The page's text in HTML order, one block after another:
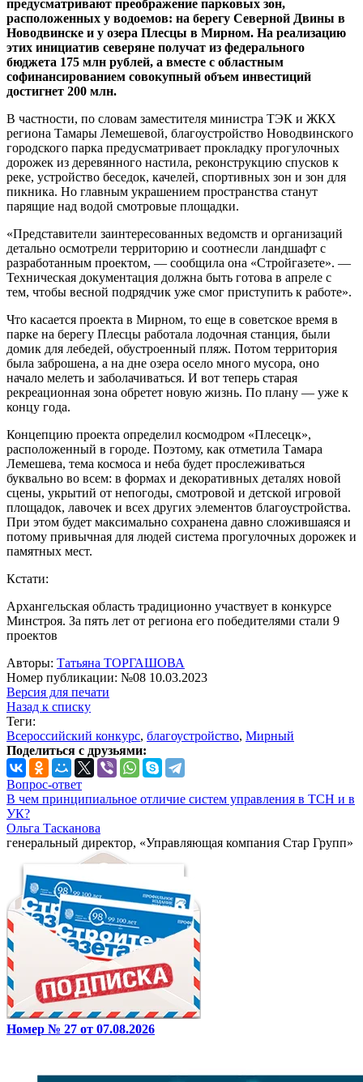
предусматривают преображение парковых зон,
расположенных у водоемов: на берегу Северной Двины в
Новодвинске и у озера Плесцы в Мирном. На реализацию
этих инициатив северяне получат из федерального
бюджета 175 млн рублей, а вместе с областным
софинансированием совокупный объем инвестиций
достигнет 200 млн.
В частности, по словам заместителя министра ТЭК и ЖКХ
региона Тамары Лемешевой, благоустройство Новодвинского
городского парка предусматривает прокладку прогулочных
дорожек из деревянного настила, реконструкцию спусков к
реке, устройство беседок, качелей, спортивных зон и зон для
пикника. Но главным украшением пространства станут
парящие над водой смотровые площадки.
«Представители заинтересованных ведомств и организаций
детально осмотрели территорию и соотнесли ландшафт с
разработанным проектом, — сообщила она «Стройгазете». —
Техническая документация должна быть готова в апреле с
тем, чтобы весной подрядчик уже смог приступить к работе».
Что касается проекта в Мирном, то еще в советское время в
парке на берегу Плесцы работала лодочная станция, были
домик для лебедей, обустроенный пляж. Потом территория
была заброшена, а на дне озера осело много мусора, оно
начало мелеть и заболачиваться. И вот теперь старая
рекреационная зона обретет новую жизнь. По плану — уже к
концу года.
Концепцию проекта определил космодром «Плесецк»,
расположенный в городе. Поэтому, как отметила Тамара
Лемешева, тема космоса и неба будет прослеживаться
буквально во всем: в формах и декоративных деталях новой
сцены, укрытий от непогоды, смотровой и детской игровой
площадок, лавочек и всех других элементов благоустройства.
При этом будет максимально сохранена давно сложившаяся и
потому привычная для людей система прогулочных дорожек и
памятных мест.
Кстати:
Архангельская область традиционно участвует в конкурсе
Минстроя. За пять лет от региона его победителями стали 9
проектов
Авторы: Татьяна ТОРГАШОВА
Номер публикации: №08 10.03.2023
Версия для печати
Назад к списку
Теги:
Всероссийский конкурс, благоустройство, Мирный
Поделиться с друзьями:
Вопрос-ответ
В чем принципиальное отличие систем управления в ТСН и в
УК?
Ольга Тасканова
генеральный директор, «Управляющая компания Стар Групп»
Номер № 27 от 07.08.2026